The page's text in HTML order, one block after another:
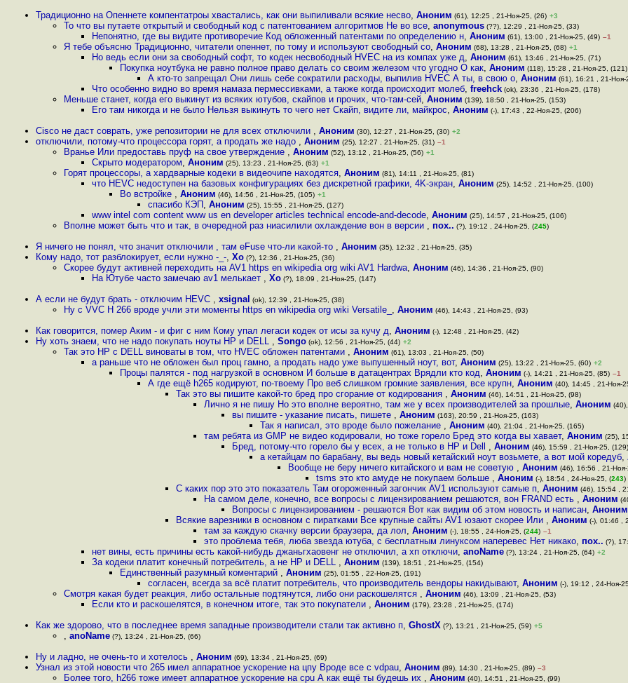
Традиционно на Опеннете компентатроы хвастались, как они выпиливали всякие несво, Аноним (61), 12:25 , 21-Ноя-25, (26) +3
То что вы путаете открытый и свободный код с патентованием алгоритмов Не во все, anonymous (??), 12:29 , 21-Ноя-25, (33)
Непонятно, где вы видите противоречие Код обложенный патентами по определению н, Аноним (61), 13:00 , 21-Ноя-25, (49) –1
Я тебе объясню Традиционно, читатели опеннет, по тому и используют свободный со, Аноним (68), 13:28 , 21-Ноя-25, (68) +1
Но ведь если они за свободный софт, то кодек несвободный HVEC на из компах уже д, Аноним (61), 13:46 , 21-Ноя-25, (71)
Покупка ноутбука не равно полное право делать со своим железом что угодно О как, Аноним (118), 15:28 , 21-Ноя-25, (121)
А кто-то запрещал Они лишь себе сократили расходы, выпилив HVEC А ты, в свою о, Аноним (61), 16:21 , 21-Ноя-
Что особенно видно во время намаза пермессивками, а также когда происходит молеб, freehck (ok), 23:36 , 21-Ноя-25, (178)
Меньше станет, когда его выкинут из всяких ютубов, скайпов и прочих, что-там-сей, Аноним (139), 18:50 , 21-Ноя-25, (153)
Его там никогда и не было Нельзя выкинуть то чего нет Скайп, видите ли, майкрос, Аноним (-), 17:43 , 22-Ноя-25, (206)
Cisco не даст соврать, уже репозитории не для всех отключили , Аноним (30), 12:27 , 21-Ноя-25, (30) +2
отключили, потому-что процессора горят, а продать же надо , Аноним (25), 12:27 , 21-Ноя-25, (31) –1
Вранье Или предоставь пруф на свое утверждение , Аноним (52), 13:12 , 21-Ноя-25, (56) +1
Скрыто модератором, Аноним (25), 13:23 , 21-Ноя-25, (63) +1
Горят процессоры, а хардварные кодеки в видеочипе находятся, Аноним (81), 14:11 , 21-Ноя-25, (81)
что HEVC недоступен на базовых конфигурациях без дискретной графики, 4K-экран, Аноним (25), 14:52 , 21-Ноя-25, (100)
Во встройке , Аноним (46), 14:56 , 21-Ноя-25, (105) +1
спасибо КЭП , Аноним (25), 15:55 , 21-Ноя-25, (127)
www intel com content www us en developer articles technical encode-and-decode, Аноним (25), 14:57 , 21-Ноя-25, (106)
Вполне может быть что и так, в очередной раз ниасилили охлаждение вон в версии , пох.. (?), 19:12 , 24-Ноя-25, (245)
Я ничего не понял, что значит отключили , там eFuse что-ли какой-то , Аноним (35), 12:32 , 21-Ноя-25, (35)
Кому надо, тот разблокирует, если нужно -_-, Xo (?), 12:36 , 21-Ноя-25, (36)
Скорее будут активней переходить на AV1 https en wikipedia org wiki AV1 Hardwa, Аноним (46), 14:36 , 21-Ноя-25, (90)
На Ютубе часто замечаю av1 мелькает , Xo (?), 18:09 , 21-Ноя-25, (147)
А если не будут брать - отключим HEVC , xsignal (ok), 12:39 , 21-Ноя-25, (38)
Ну с VVC H 266 вроде учли эти моменты https en wikipedia org wiki Versatile_ , Аноним (46), 14:43 , 21-Ноя-25, (93)
Как говорится, помер Аким - и фиг с ним Кому упал легаси кодек от исы за кучу д, Аноним (-), 12:48 , 21-Ноя-25, (42)
Ну хоть знаем, что не надо покупать ноуты HP и DELL , Songo (ok), 12:56 , 21-Ноя-25, (44) +2
Так это HP с DELL виноваты в том, что HVEC обложен патентами , Аноним (61), 13:03 , 21-Ноя-25, (50)
а раньше что не обложен был проц гамно, а продать надо уже выпушенный ноут, вот, Аноним (25), 13:22 , 21-Ноя-25, (60) +2
Процы палятся - под нагрузкой в основном И больше в датацентрах Врядли кто код, Аноним (-), 14:21 , 21-Ноя-25, (85) –1
А где ещё h265 кодируют, по-твоему Про веб слишком громкие заявления, все крупн, Аноним (40), 14:45 , 21-Ноя-
Так это вы пишите какой-то бред про сгорание от кодирования , Аноним (46), 14:51 , 21-Ноя-25, (98)
Лично я не пишу Но это вполне вероятно, там же у всех производителей за прошлые, Аноним
вы пишите - указание писать, пишете , Аноним (163), 20:59 , 21-Ноя-25, (163)
Так я написал, это вроде было пожелание , Аноним (40), 21:04 , 21-Ноя-25, (165)
там ребята из GMP не видео кодировали, но тоже горело Бред это когда вы хавает, Аноним (25),
Бред, потому-что горело бы у всех, а не только в HP и Dell , Аноним (46), 15:59 , 21-Ноя-25, (129)
а кетайцам по барабану, вы ведь новый кетайский ноут возьмете, а вот мой коредуб,
Вообще не беру ничего китайского и вам не советую , Аноним (46), 16:56 , 21-
tsms это кто амуде не покупаем больше , Аноним (-), 18:54 , 24-Ноя-25, (243)
С каких пор это это показатель Там огороженный загончик AV1 используют самые п, Аноним (46), 15:54 ,
На самом деле, конечно, все вопросы с лицензированием решаются, вон FRAND есть , Аноним
Вопросы с лицензированием - решаются Вот как видим об этом новость и написан, Аноним
Всякие варезники в основном с пиратками Все крупные сайты AV1 юзают скорее Или , Аноним (-), 01:46 ,
там за каждую скачку версии браузера, да лол, Аноним (-), 18:55 , 24-Ноя-25, (244) –1
это проблема тебя, люба звезда ютуба, с бесплатным линуксом наперевес Нет никако, пох.. (?),
нет вины, есть причины есть какой-нибудь джаньгхаовенг не отключил, а хп отключи, anoName (?), 13:24 , 21-Ноя-25, (64) +2
За кодеки платит конечный потребитель, а не HP и DELL , Аноним (139), 18:51 , 21-Ноя-25, (154)
Единственный разумный коментарий , Аноним (25), 01:55 , 22-Ноя-25, (191)
согласен, всегда за всё платит потребитель, что производитель вендоры накидывают, Аноним (-), 19:12 , 24-Ноя-
Смотря какая будет реакция, либо остальные подтянутся, либо они раскошелятся , Аноним (46), 13:09 , 21-Ноя-25, (53)
Если кто и раскошелятся, в конечном итоге, так это покупатели , Аноним (179), 23:28 , 21-Ноя-25, (174)
Как же здорово, что в последнее время западные производители стали так активно п, GhostX (?), 13:21 , 21-Ноя-25, (59) +5
, anoName (?), 13:24 , 21-Ноя-25, (66)
Ну и ладно, не очень-то и хотелось , Аноним (69), 13:34 , 21-Ноя-25, (69)
Узнал из этой новости что 265 имел аппаратное ускорение на цпу Вроде все с vdpau, Аноним (89), 14:30 , 21-Ноя-25, (89) –3
Более того, h266 тоже имеет аппаратное ускорение на cpu А как ещё ты будешь их , Аноним (40), 14:51 , 21-Ноя-25, (99)